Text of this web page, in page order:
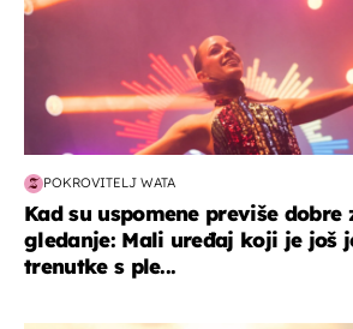
POKROVITELJ WATA
Kad su uspomene previše dobre
gledanje: Mali uređaj koji je još
trenutke s ple...